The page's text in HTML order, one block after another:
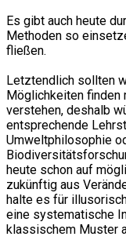
Es gibt auch heute
Methoden so
fließen.
Letztendlich sollten
Möglichkeiten finden
verstehen, deshalb
entsprechende
Umweltphilosophie
heute schon auf
zukünftig aus
halte es für
eine systematische
klassischem Muster